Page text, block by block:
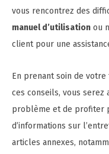
vous rencontrez des
manuel d’utilisation ou
client pour une
En prenant soin de
ces conseils, vous serez
problème et de profiter
d’informations sur
articles annexes,